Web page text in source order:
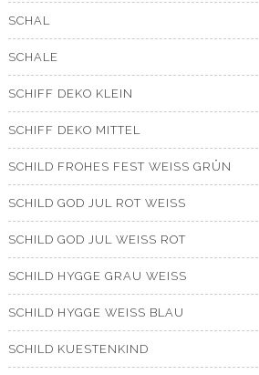
SCHAL
SCHALE
SCHIFF DEKO KLEIN
SCHIFF DEKO MITTEL
SCHILD FROHES FEST WEISS GRÜN
SCHILD GOD JUL ROT WEISS
SCHILD GOD JUL WEISS ROT
SCHILD HYGGE GRAU WEISS
SCHILD HYGGE WEISS BLAU
SCHILD KUESTENKIND